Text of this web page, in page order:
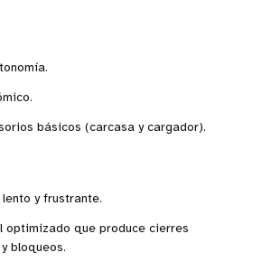
básicos (carcasa y cargador).
lento y frustrante.
optimizado que produce cierres
bloqueos.